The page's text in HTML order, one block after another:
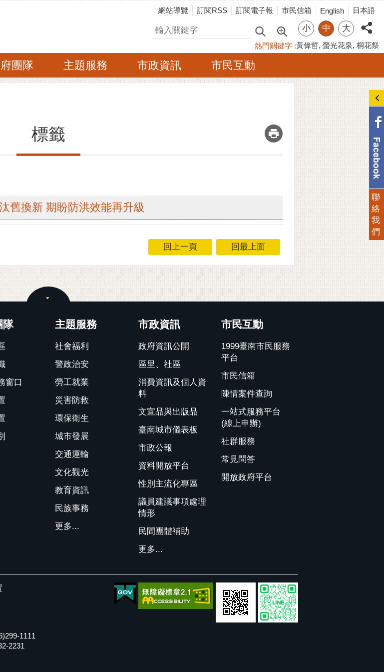
網站導覽 訂閱RSS 訂閱電子報 市民信箱 English 日本語
搜尋 小 中 大
熱門關鍵字 黃偉哲 螢光花泉 桐花祭
團隊 主題服務 市政資訊 市民互動
標籤 _
舊換新 期盼防洪效能再升級
回上一頁 回最上面
隊
窗口
主題服務
社會福利
警政治安
勞工就業
災害防救
環保衛生
城市發展
交通運輸
文化觀光
教育資訊
民族事務
更多...
市政資訊
政府資訊公開
區里、社區
消費資訊及個人資
料
文宣品與出版品
臺南城市儀表板
市政公報
資料開放平台
性別主流化專區
議員建議事項處理
情形
民間團體補助
更多...
市民互動
1999臺南市民服務
平台
市民信箱
陳情案件查詢
一站式服務平台
(線上申辦)
社群服務
常見問答
開放政府平台
1111
2231
聯
絡
我
們